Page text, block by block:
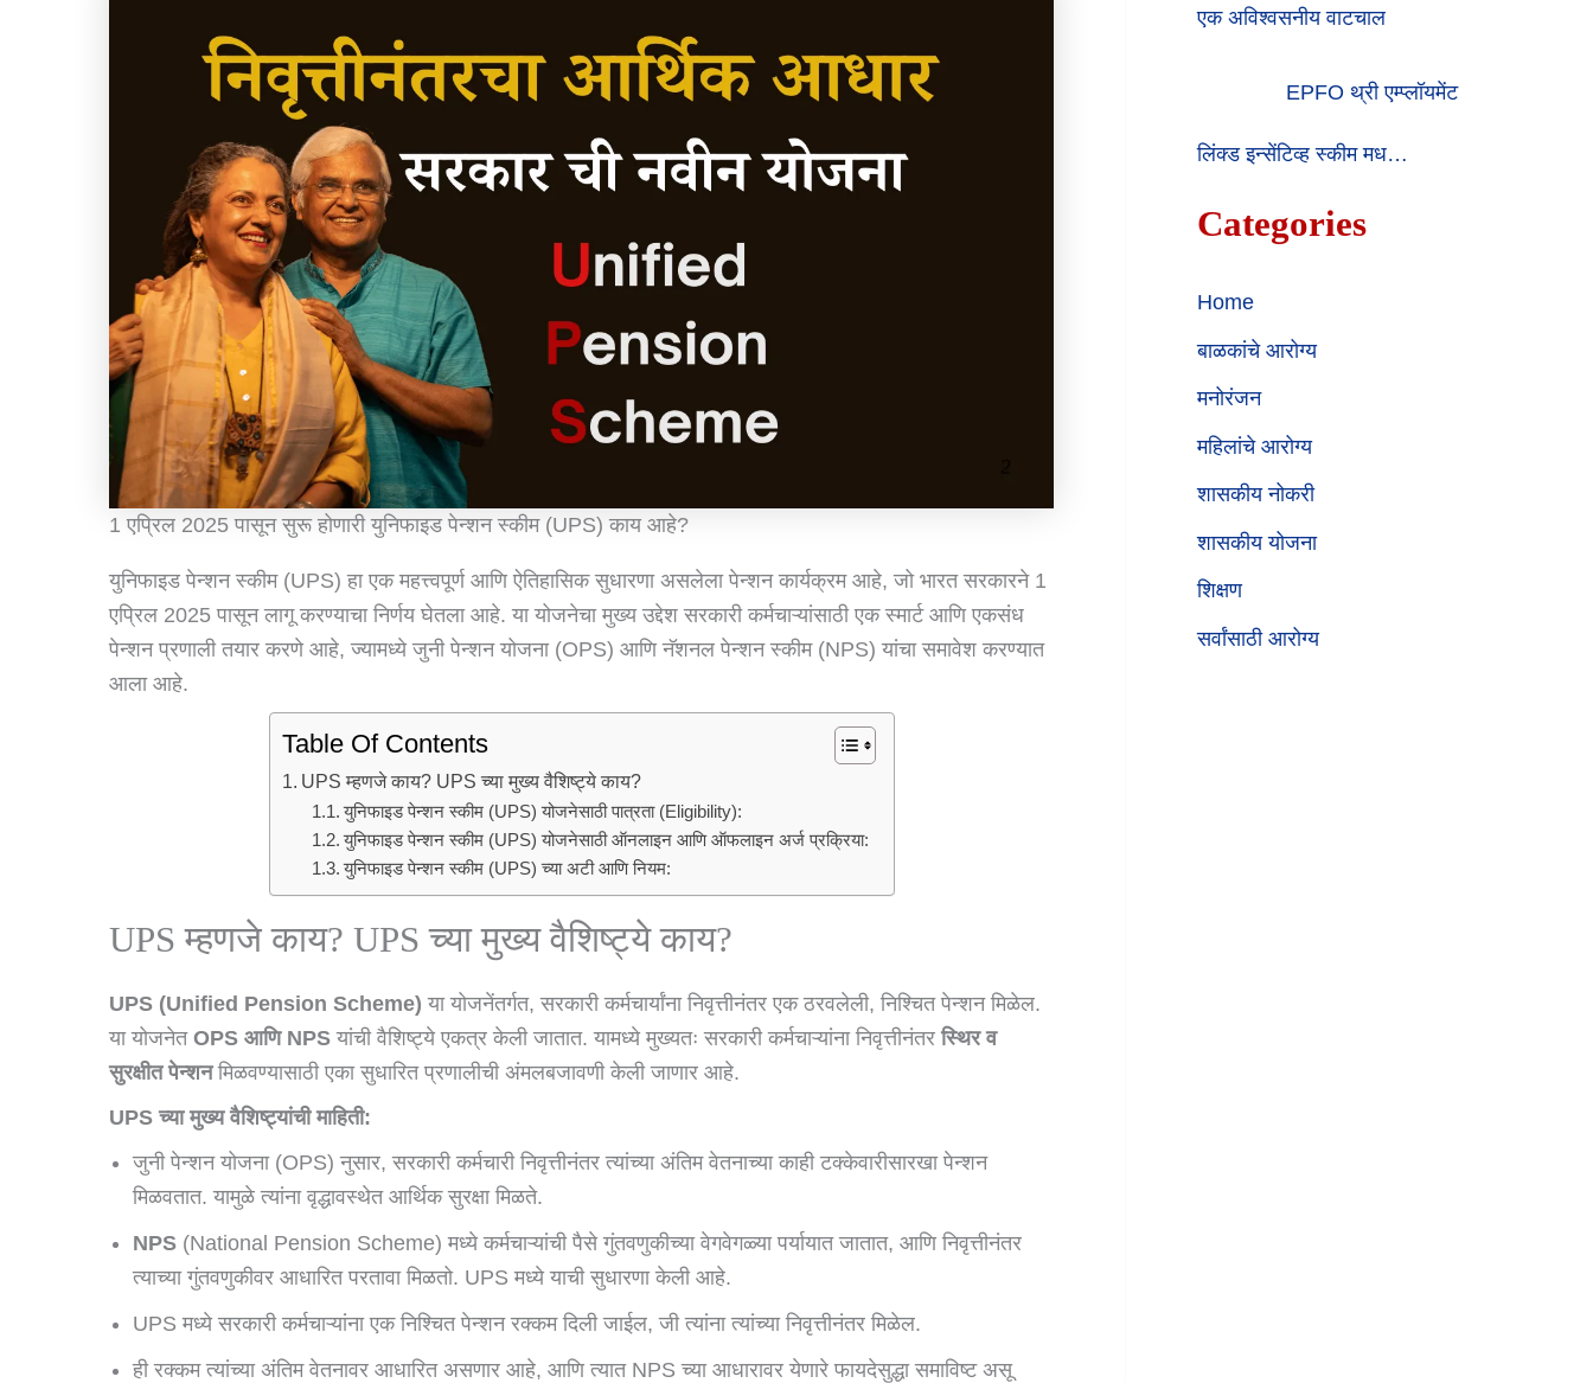
1 एप्रिल 2025 पासून सुरू होणारी युनिफाइड पेन्शन स्कीम (UPS) काय आहे?
युनिफाइड पेन्शन स्कीम (UPS) हा एक महत्त्वपूर्ण आणि ऐतिहासिक सुधारणा असलेला पेन्शन कार्यक्रम आहे, जो भारत सरकारने 1
एप्रिल 2025 पासून लागू करण्याचा निर्णय घेतला आहे. या योजनेचा मुख्य उद्देश सरकारी कर्मचाऱ्यांसाठी एक स्मार्ट आणि एकसंध
पेन्शन प्रणाली तयार करणे आहे, ज्यामध्ये जुनी पेन्शन योजना (OPS) आणि नॅशनल पेन्शन स्कीम (NPS) यांचा समावेश करण्यात
आला आहे.
Table Of Contents
UPS म्हणजे काय? UPS च्या मुख्य वैशिष्ट्ये काय?
युनिफाइड पेन्शन स्कीम (UPS) योजनेसाठी पात्रता (Eligibility):
युनिफाइड पेन्शन स्कीम (UPS) योजनेसाठी ऑनलाइन आणि ऑफलाइन अर्ज प्रक्रिया:
युनिफाइड पेन्शन स्कीम (UPS) च्या अटी आणि नियम:
UPS म्हणजे काय? UPS च्या मुख्य वैशिष्ट्ये काय?
UPS (Unified Pension Scheme) या योजनेंतर्गत, सरकारी कर्मचार्यांना निवृत्तीनंतर एक ठरवलेली, निश्चित पेन्शन मिळेल.
या योजनेत OPS आणि NPS यांची वैशिष्ट्ये एकत्र केली जातात. यामध्ये मुख्यतः सरकारी कर्मचाऱ्यांना निवृत्तीनंतरस्थिर व
सुरक्षीत पेन्शनमिळवण्यासाठी एका सुधारित प्रणालीची अंमलबजावणी केली जाणार आहे.
UPS च्या मुख्य वैशिष्ट्यांची माहिती:
जुनी पेन्शन योजना (OPS) नुसार, सरकारी कर्मचारी निवृत्तीनंतर त्यांच्या अंतिम वेतनाच्या काही टक्केवारीसारखा पेन्शन
मिळवतात. यामुळे त्यांना वृद्धावस्थेत आर्थिक सुरक्षा मिळते.
NPS (National Pension Scheme) मध्ये कर्मचाऱ्यांची पैसे गुंतवणुकीच्या वेगवेगळ्या पर्यायात जातात, आणि निवृत्तीनंतर
त्याच्या गुंतवणुकीवर आधारित परतावा मिळतो. UPS मध्ये याची सुधारणा केली आहे.
UPS मध्ये सरकारी कर्मचाऱ्यांना एक निश्चित पेन्शन रक्कम दिली जाईल, जी त्यांना त्यांच्या निवृत्तीनंतर मिळेल.
ही रक्कम त्यांच्या अंतिम वेतनावर आधारित असणार आहे, आणि त्यात NPS च्या आधारावर येणारे फायदेसुद्धा समाविष्ट असू
एक अविश्वसनीय वाटचाल
EPFO थ्री एम्प्लॉयमेंट
लिंक्ड इन्सेंटिव्ह स्कीम मध…
Categories
Home
बाळकांचे आरोग्य
मनोरंजन
महिलांचे आरोग्य
शासकीय नोकरी
शासकीय योजना
शिक्षण
सर्वांसाठी आरोग्य